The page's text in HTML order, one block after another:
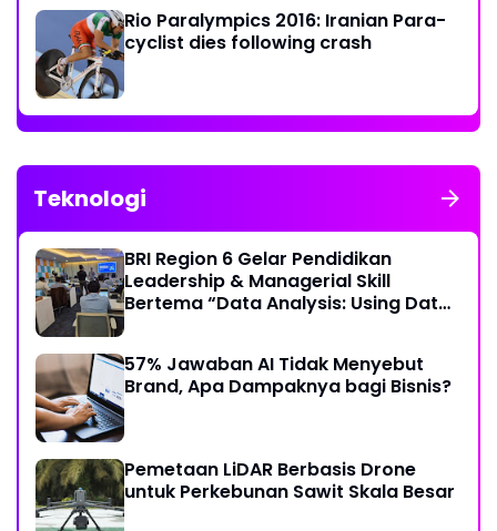
Rio Paralympics 2016: Iranian Para-
cyclist dies following crash
Teknologi
BRI Region 6 Gelar Pendidikan
Leadership & Managerial Skill
Bertema “Data Analysis: Using Data
57% Jawaban AI Tidak Menyebut
Brand, Apa Dampaknya bagi Bisnis?
Pemetaan LiDAR Berbasis Drone
untuk Perkebunan Sawit Skala Besar